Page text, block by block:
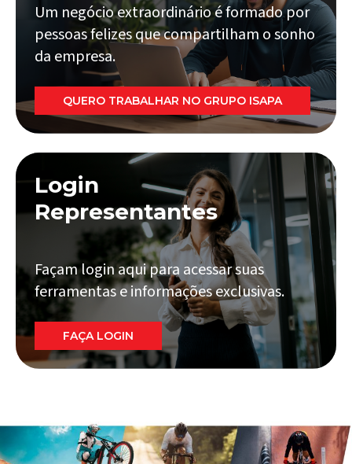
Um negócio extraordinário é formado por
pessoas felizes que compartilham o sonho
da empresa.
QUERO TRABALHAR NO GRUPO ISAPA
Login
Representantes
Façam login aqui para acessar suas
ferramentas e informações exclusivas.
FAÇA LOGIN